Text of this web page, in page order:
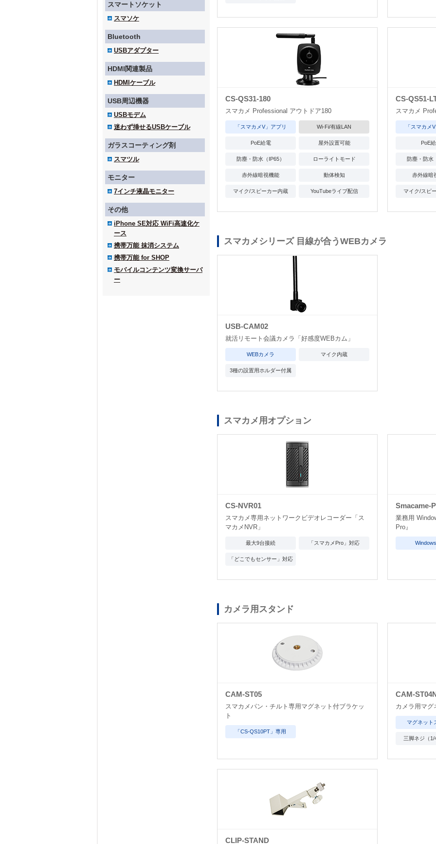
スマートソケット
スマソケ
Bluetooth
USBアダプター
HDMI関連製品
HDMIケーブル
USB周辺機器
USBモデム
迷わず挿せるUSBケーブル
ガラスコーティング剤
スマツル
モニター
7インチ液晶モニター
その他
iPhone SE対応 WiFi高速化ケ
ース
携帯万能 抹消システム
携帯万能 for SHOP
モバイルコンテンツ変換サーバ
ー
CS-QS31-180
スマカメ Professional アウトドア180
「スマカメV」アプリ Wi-Fi/有線LAN
PoE給電 屋外設置可能
防塵・防水（IP65） ローライトモード
赤外線暗視機能 動体検知
マイク/スピーカー内蔵 YouTubeライブ配信
CS-QS51-
スマカメ
「スマカメ
PoE
防塵・防水
赤外線暗
マイク/スピ
スマカメシリーズ 目線が合うWEBカメラ
USB-CAM02
就活リモート会議カメラ「好感度WEBカム」
WEBカメラ マイク内蔵
3種の設置用ホルダー付属
スマカメ用オプション
CS-NVR01
スマカメ専用ネットワークビデオレコーダー「ス
マカメNVR」
最大9台接続 「スマカメPro」対応
「どこでもセンサー」対応
Smacame-
業務用
Pro』
カメラ用スタンド
CAM-ST05
スマカメパン・チルト専用マグネット付ブラケッ
ト
「CS-QS10PT」専用
CAM-
カメラ用マグ
マグネット
三脚ネジ（1/
CLIP-STAND